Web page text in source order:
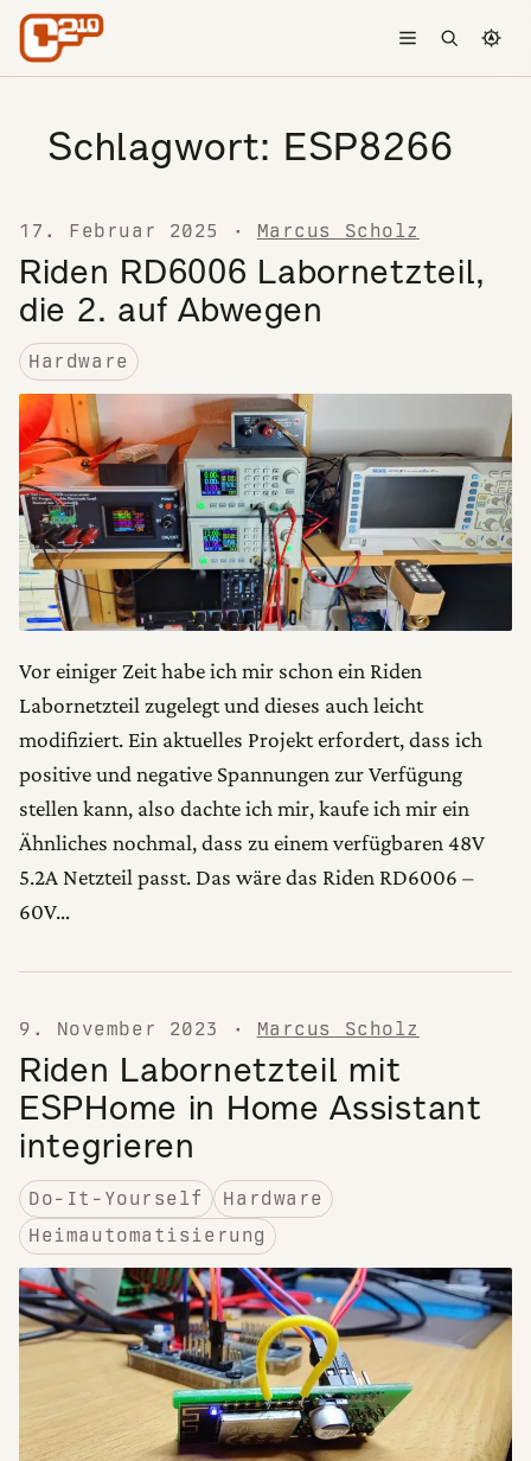
Skip to content
Toggle menu
Open
Schlagwort: ESP8266
17. Februar 2025 · Marcus Scholz
Riden RD6006 Labornetzteil,
die 2. auf Abwegen
Hardware
Vor einiger Zeit habe ich mir schon ein Riden
Labornetzteil zugelegt und dieses auch leicht
modifiziert. Ein aktuelles Projekt erfordert, dass ich
positive und negative Spannungen zur Verfügung
stellen kann, also dachte ich mir, kaufe ich mir ein
Ähnliches nochmal, dass zu einem verfügbaren 48V
5.2A Netzteil passt. Das wäre das Riden RD6006 –
60V…
9. November 2023 · Marcus Scholz
Riden Labornetzteil mit
ESPHome in Home Assistant
integrieren
Do-It-Yourself
Hardware
Heimautomatisierung